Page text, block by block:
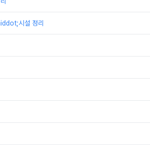
시설 정리